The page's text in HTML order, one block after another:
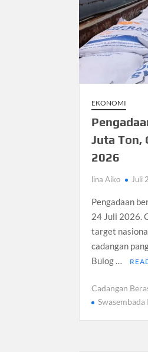
EKONOMI
Juta Ton,
2026
lina Aiko Juli
Pengadaan
24 Juli 2026.
target
cadangan
Bulog …
Cadangan
Swasembada